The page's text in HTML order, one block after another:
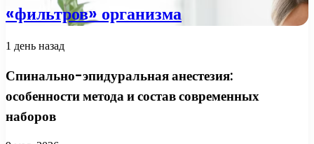
«фильтров» организма
1 день назад
Спинально-эпидуральная анестезия:
особенности метода и состав современных
наборов